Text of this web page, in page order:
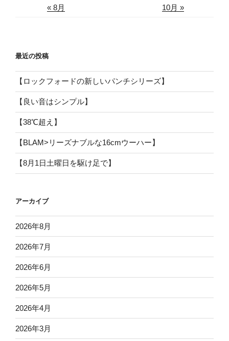
« 8月 10月 »
最近の投稿
【ロックフォードの新しいパンチシリーズ】
【良い音はシンプル】
【38℃超え】
【BLAM>リーズナブルな16cmウーハー】
【8月1日土曜日を駆け足で】
アーカイブ
2026年8月
2026年7月
2026年6月
2026年5月
2026年4月
2026年3月